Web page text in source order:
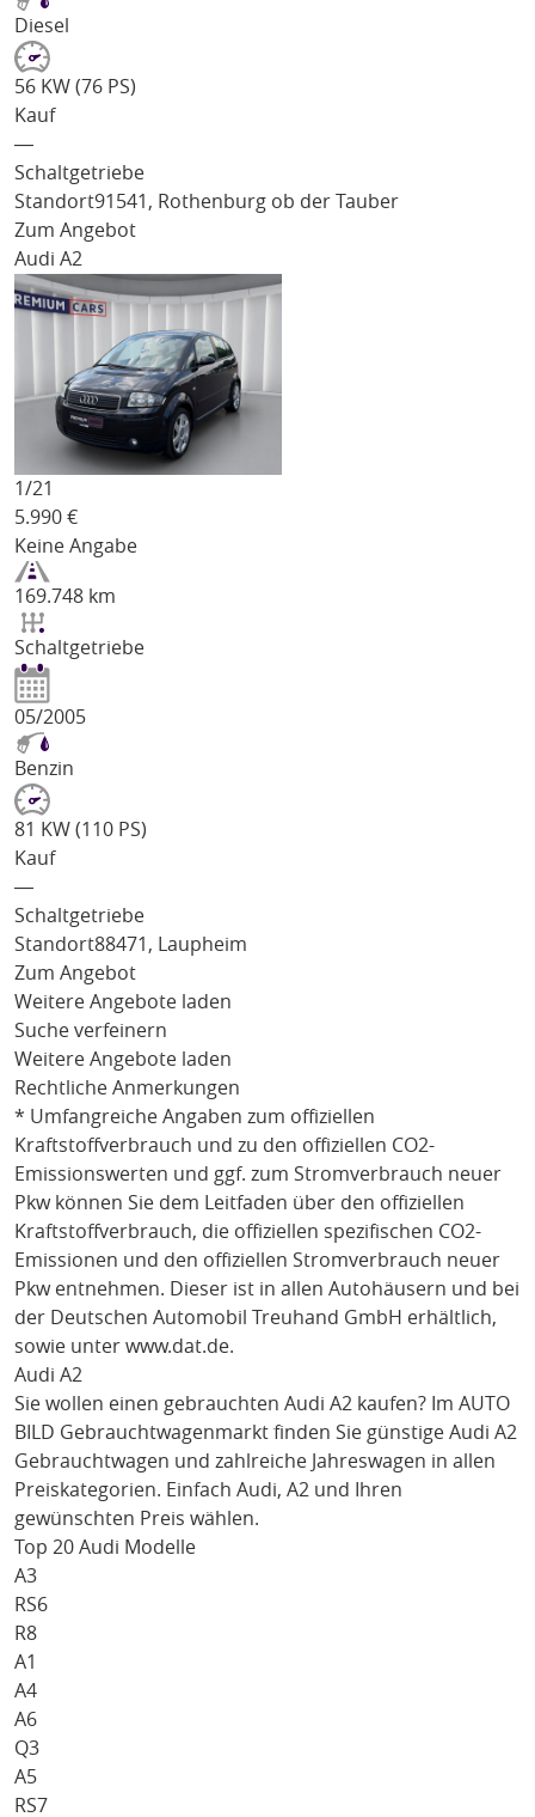
Diesel
56 KW (76 PS)
Kauf
―
Schaltgetriebe
Standort91541, Rothenburg ob der Tauber
Zum Angebot
Audi A2
1/21
5.990 €
Keine Angabe
169.748 km
Schaltgetriebe
05/2005
Benzin
81 KW (110 PS)
Kauf
―
Schaltgetriebe
Standort88471, Laupheim
Zum Angebot
Weitere Angebote laden
Suche verfeinern
Weitere Angebote laden
Rechtliche Anmerkungen
* Umfangreiche Angaben zum offiziellen
Kraftstoffverbrauch und zu den offiziellen CO2-
Emissionswerten und ggf. zum Stromverbrauch neuer
Pkw können Sie dem Leitfaden über den offiziellen
Kraftstoffverbrauch, die offiziellen spezifischen CO2-
Emissionen und den offiziellen Stromverbrauch neuer
Pkw entnehmen. Dieser ist in allen Autohäusern und bei
der Deutschen Automobil Treuhand GmbH erhältlich,
sowie unter www.dat.de.
Audi A2
Sie wollen einen gebrauchten Audi A2 kaufen? Im AUTO
BILD Gebrauchtwagenmarkt finden Sie günstige Audi A2
Gebrauchtwagen und zahlreiche Jahreswagen in allen
Preiskategorien. Einfach Audi, A2 und Ihren
gewünschten Preis wählen.
Top 20 Audi Modelle
A3
RS6
R8
A1
A4
A6
Q3
A5
RS7